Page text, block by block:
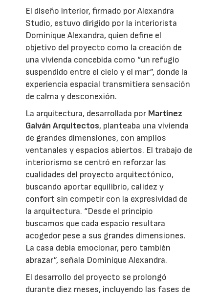
El diseño interior, firmado por Alexandra
Studio, estuvo dirigido por la interiorista
Dominique Alexandra, quien define el
objetivo del proyecto como la creación de
una vivienda concebida como “un refugio
suspendido entre el cielo y el mar”, donde la
experiencia espacial transmitiera sensación
de calma y desconexión.
La arquitectura, desarrollada por Martínez
Galván Arquitectos, planteaba una vivienda
de grandes dimensiones, con amplios
ventanales y espacios abiertos. El trabajo de
interiorismo se centró en reforzar las
cualidades del proyecto arquitectónico,
buscando aportar equilibrio, calidez y
confort sin competir con la expresividad de
la arquitectura. “Desde el principio
buscamos que cada espacio resultara
acogedor pese a sus grandes dimensiones.
La casa debía emocionar, pero también
abrazar”, señala Dominique Alexandra.
El desarrollo del proyecto se prolongó
durante diez meses, incluyendo las fases de